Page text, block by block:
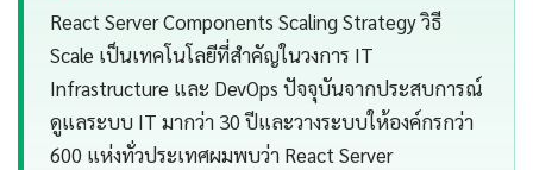
React Server Components Scaling Strategy วิธี
Scale เป็นเทคโนโลยีที่สำคัญในวงการ IT
Infrastructure และ DevOps ปัจจุบันจากประสบการณ์
ดูแลระบบ IT มากว่า 30 ปีและวางระบบให้องค์กรกว่า
600 แห่งทั่วประเทศผมพบว่า React Server